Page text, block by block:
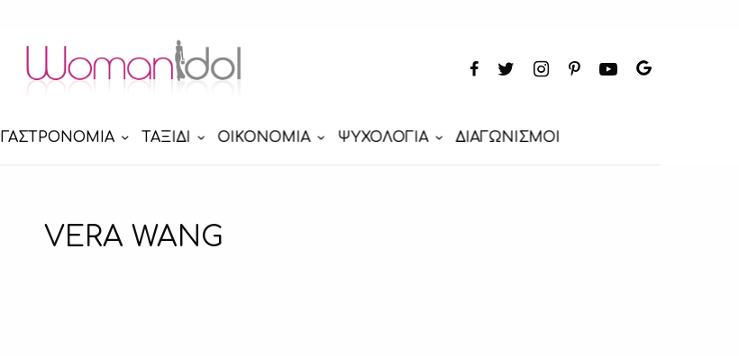
ΓΑΣΤΡΟΝΟΜΙΑ ΤΑΞΙΔΙ ΟΙΚΟΝΟΜΙΑ ΨΥΧΟΛΟΓΙΑ ΔΙΑΓΩΝΙΣΜΟΙ
VERA WANG